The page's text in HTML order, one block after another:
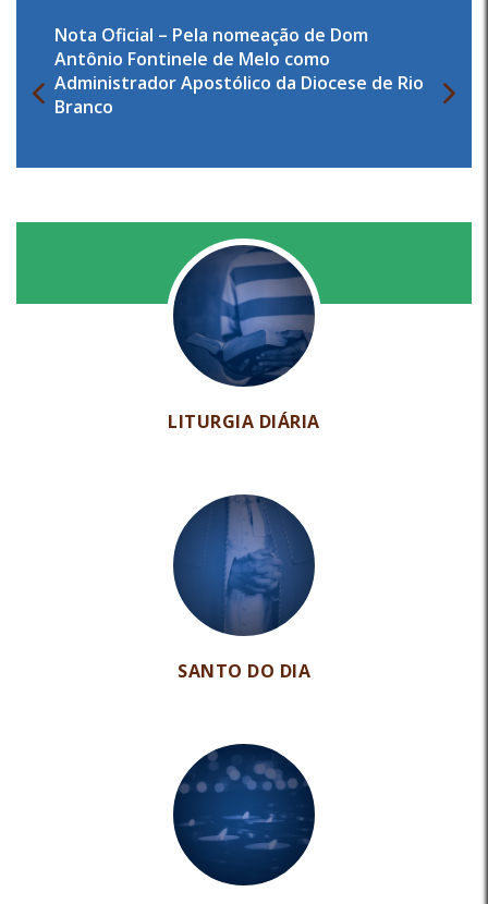
Nota Oficial – Pela nomeação de Dom
Antônio Fontinele de Melo como
Administrador Apostólico da Diocese de Rio
Branco
LITURGIA DIÁRIA
SANTO DO DIA